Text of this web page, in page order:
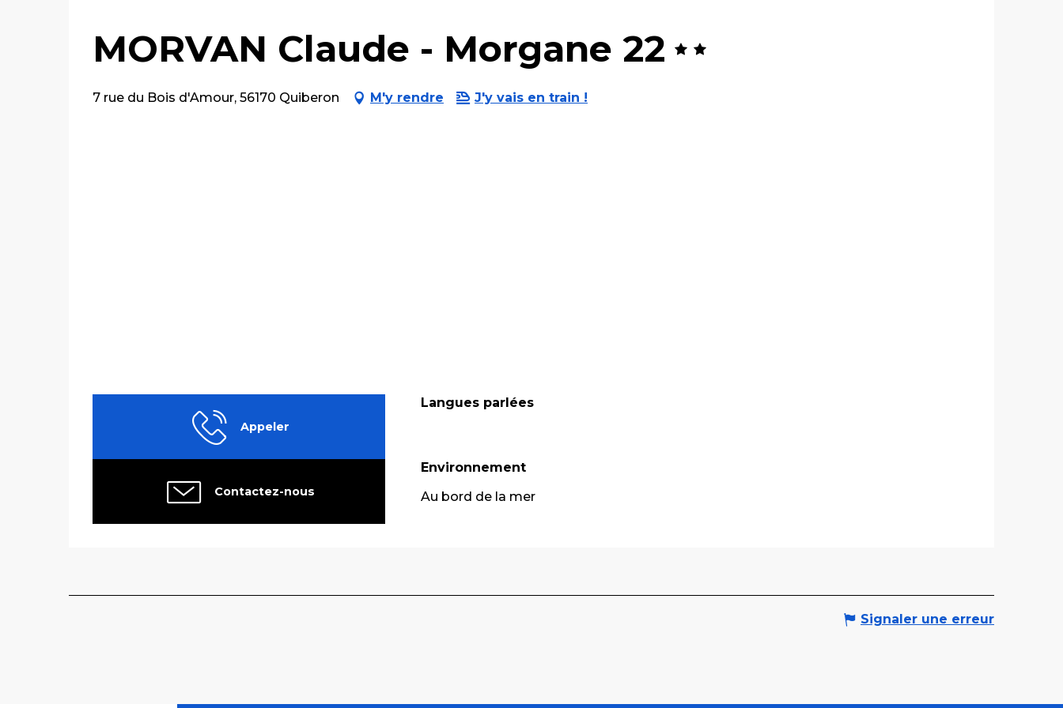
MORVAN Claude - Morgane 22
7 rue du Bois d'Amour, 56170 Quiberon M'y rendre J'y vais en train !
Appeler
Contactez-nous
Langues parlées
Langues parlées
Environnement
Environnement
Au bord de la mer
Signaler une erreur